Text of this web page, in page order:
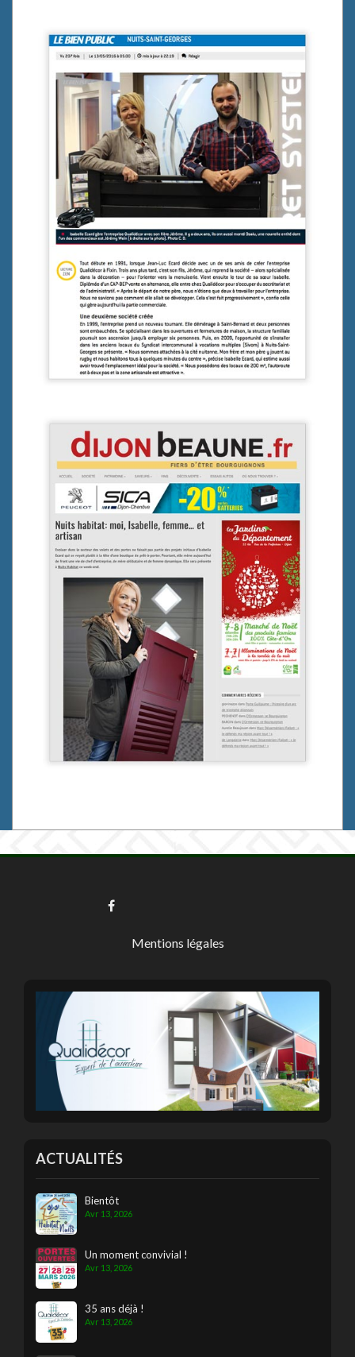
Mentions légales
ACTUALITÉS
Bientôt
Avr 13, 2026
Un moment convivial !
Avr 13, 2026
35 ans déjà !
Avr 13, 2026